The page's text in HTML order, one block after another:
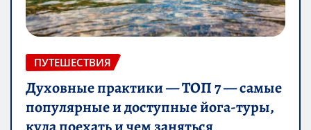
ПУТЕШЕСТВИЯ
Духовные практики — ТОП 7 — самые
популярные и доступные йога-туры,